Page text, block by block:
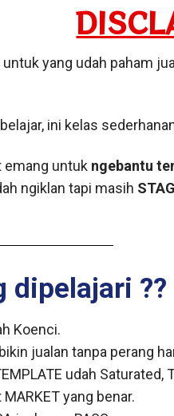
yang udah paham
ini kelas
emang untuk ngebantu
ngiklan tapi masih
dipelajari ??
Koenci.
bikin jualan tanpa perang
udah
yang benar.